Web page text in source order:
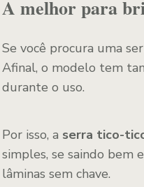
A melhor para
Se você procura uma
Afinal, o modelo tem
durante o uso.
Por isso, a serra tico-
simples, se saindo bem
lâminas sem chave.